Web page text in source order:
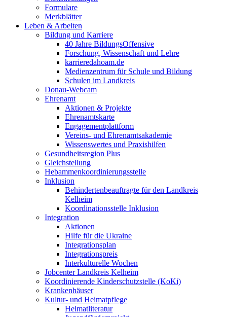
Formulare
Merkblätter
Leben & Arbeiten
Bildung und Karriere
40 Jahre BildungsOffensive
Forschung, Wissenschaft und Lehre
karrieredahoam.de
Medienzentrum für Schule und Bildung
Schulen im Landkreis
Donau-Webcam
Ehrenamt
Aktionen & Projekte
Ehrenamtskarte
Engagementplattform
Vereins- und Ehrenamtsakademie
Wissenswertes und Praxishilfen
Gesundheitsregion Plus
Gleichstellung
Hebammenkoordinierungsstelle
Inklusion
Behindertenbeauftragte für den Landkreis
Kelheim
Koordinationsstelle Inklusion
Integration
Aktionen
Hilfe für die Ukraine
Integrationsplan
Integrationspreis
Interkulturelle Wochen
Jobcenter Landkreis Kelheim
Koordinierende Kinderschutzstelle (KoKi)
Krankenhäuser
Kultur- und Heimatpflege
Heimatliteratur